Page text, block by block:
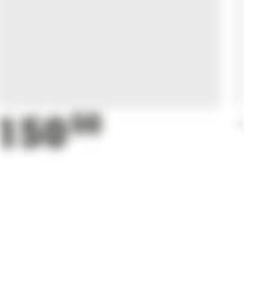
15050